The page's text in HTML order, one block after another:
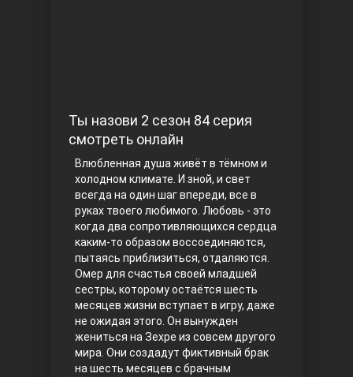
Правосyдие
Ты назови 2 сезон 84 серия
смотреть онлайн
Влюбленная душа живёт в тёмном и
холодном климате. И зной, и свет
всегда на один шаг впереди, все в
руках твоего любимого. Любовь - это
когда два сопротивляющихся сердца
каким-то образом воссоединяются,
пытаясь приблизиться, отдаляются.
Омер для счастья своей младшей
сестры, которому остаётся шесть
месяцев жизни вступает в игру, даже
не ожидая этого. Он вынужден
жениться на Зехре из совсем другого
мира. Они создадут фиктивный брак
на шесть месяцев с брачным